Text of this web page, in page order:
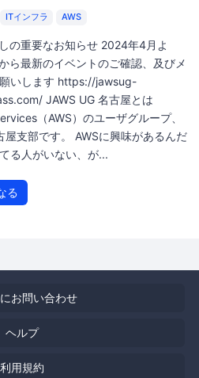
ITインフラ AWS
の重要なお知らせ 2024年4月よ
ら最新のイベントのご確認、及びメ
いします https://jawsug-
JAWS UG 名古屋とは
（AWS）のユーザグループ、
屋支部です。 AWSに興味があるんだ
る人がいない、が...
る
お問い合わせ
ヘルプ
利用規約